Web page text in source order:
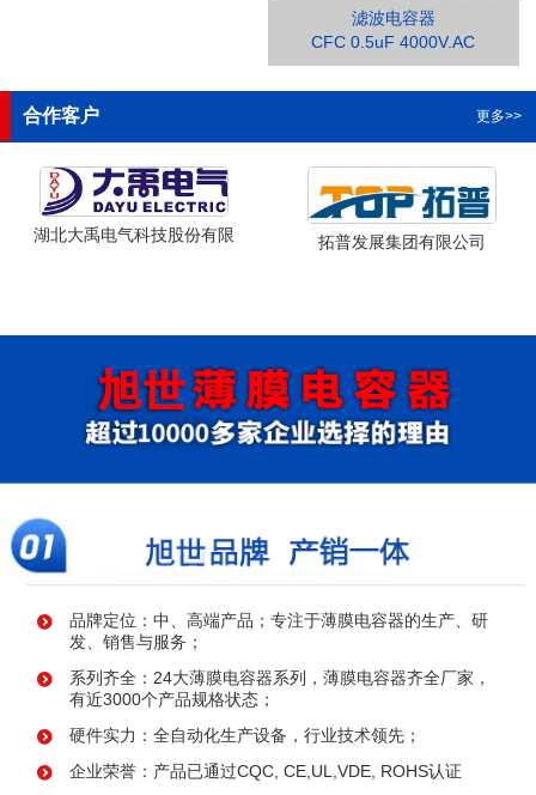
滤波电容器
CFC 0.5uF 4000V.AC
合作客户 更多>>
气科技股份有限
拓普发展集团有限公司
品牌定位：中、高端产品；专注于薄膜电容器的生产、研
发、销售与服务；
系列齐全：24大薄膜电容器系列，薄膜电容器齐全厂家，
有近3000个产品规格状态；
硬件实力：全自动化生产设备，行业技术领先；
企业荣誉：产品已通过CQC, CE,UL,VDE, ROHS认证